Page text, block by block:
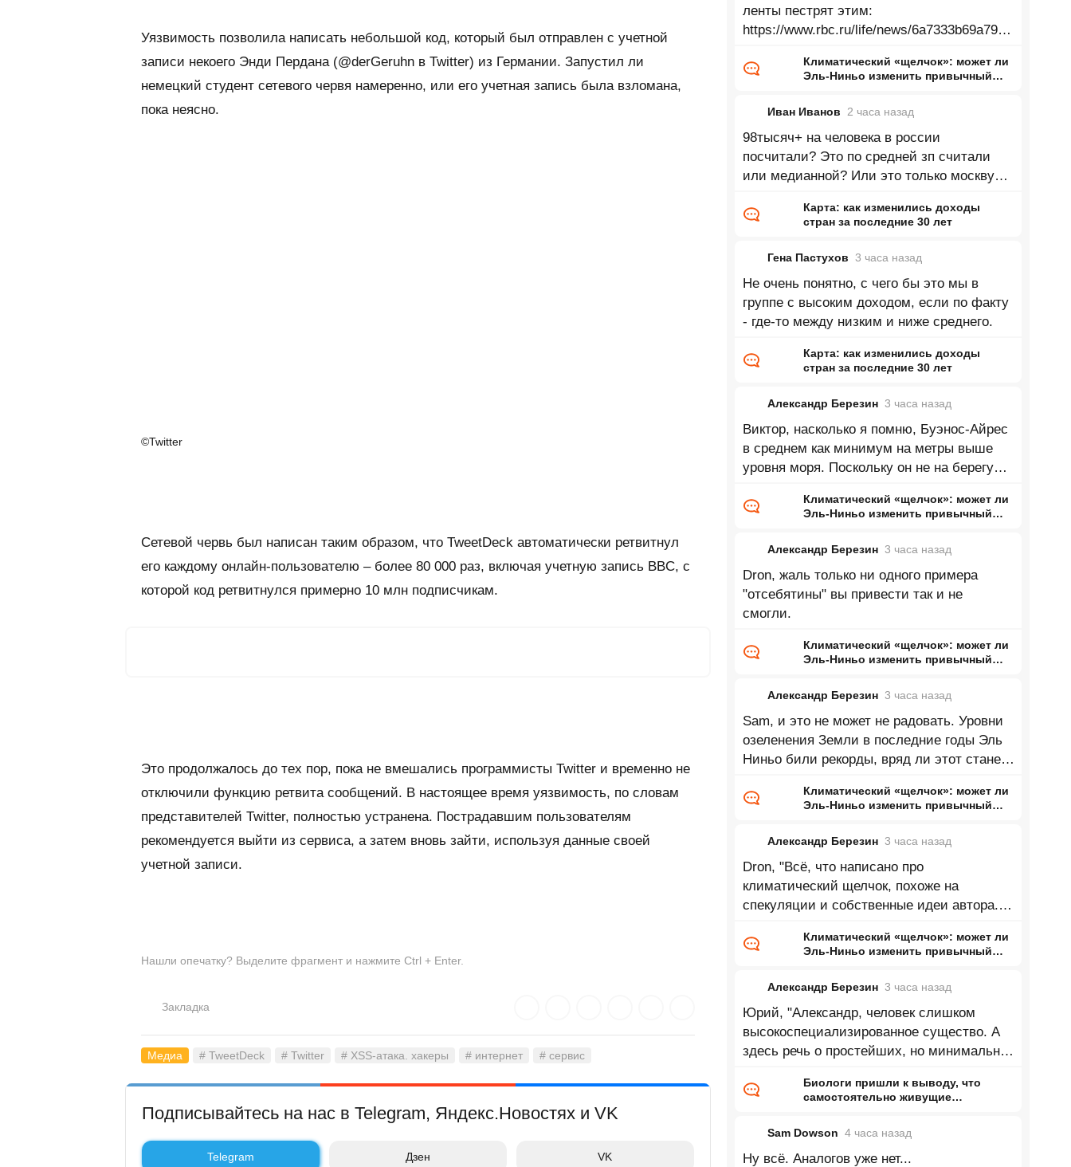
Уязвимость позволила написать небольшой код, который был отправлен с учетной
записи некоего Энди Пердана (@derGeruhn в Twitter) из Германии. Запустил ли
немецкий студент сетевого червя намеренно, или его учетная запись была взломана,
пока неясно.
©Twitter
Сетевой червь был написан таким образом, что TweetDeck автоматически ретвитнул
его каждому онлайн-пользователю – более 80 000 раз, включая учетную запись BBC, с
которой код ретвитнулся примерно 10 млн подписчикам.
Это продолжалось до тех пор, пока не вмешались программисты Twitter и временно не
отключили функцию ретвита сообщений. В настоящее время уязвимость, по словам
представителей Twitter, полностью устранена. Пострадавшим пользователям
рекомендуется выйти из сервиса, а затем вновь зайти, используя данные своей
учетной записи.
Нашли опечатку? Выделите фрагмент и нажмите Ctrl + Enter.
Закладка
Медиа # TweetDeck # Twitter # XSS-атака. хакеры # интернет # сервис
Подписывайтесь на нас в Telegram, Яндекс.Новостях и VK
Telegram Дзен VK
ленты пестрят этим:
https://www.rbc.ru/life/news/6a7333b69a7947
Аттакама, Аризона, Гоби, Такламакан и
Климатический «щелчок»: может ли
Эль-Ниньо изменить привычный
Иван Иванов
2 часа назад
98тысяч+ на человека в россии
посчитали? Это по средней зп считали
или медианной? Или это только москву
доля
Карта: как изменились доходы
стран за последние 30 лет
Гена Пастухов 3 часа назад
Не очень понятно, с чего бы это мы в
группе с высоким доходом, если по факту
- где-то между низким и ниже среднего.
Карта: как изменились доходы
стран за последние 30 лет
Александр Березин 3 часа назад
Виктор, насколько я помню, Буэнос-Айрес
в среднем как минимум на метры выше
уровня моря. Поскольку он не на берегу
Климатический «щелчок»: может ли
Эль-Ниньо изменить привычный
Александр Березин 3 часа назад
Dron, жаль только ни одного примера
"отсебятины" вы привести так и не
смогли.
Климатический «щелчок»: может ли
Эль-Ниньо изменить привычный
Александр Березин 3 часа назад
Sam, и это не может не радовать. Уровни
озеленения Земли в последние годы Эль
Ниньо били рекорды, вряд ли этот станет
Климатический «щелчок»: может ли
Эль-Ниньо изменить привычный
Александр Березин 3 часа назад
Dron, "Всё, что написано про
климатический щелчок, похоже на
спекуляции и собственные идеи автора.
предсказывающихКлиматический «щелчок»: может ли
Эль-Ниньо изменить привычный
Александр Березин 3 часа назад
Юрий, "Александр, человек слишком
высокоспециализированное существо. А
здесь речь о простейших, но минимально
Биологи пришли к выводу, что
самостоятельно живущие
Sam Dowson 4 часа назад
Ну всё. Аналогов уже нет...